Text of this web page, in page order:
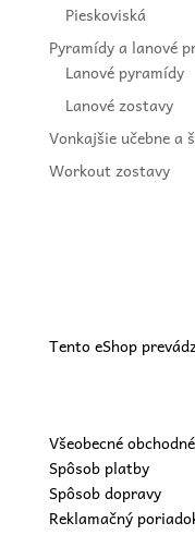
Pieskoviská
Pyramídy a lanové
Lanové pyramídy
Lanové zostavy
Vonkajšie učebne a
Workout zostavy
Tento eShop
Všeobecné
Spôsob platby
Spôsob dopravy
Reklamačný